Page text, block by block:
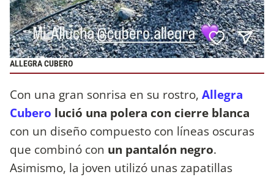
ALLEGRA CUBERO
Con una gran sonrisa en su rostro, Allegra
Cubero lució una polera con cierre blanca
con un diseño compuesto con líneas oscuras
que combinó con un pantalón negro.
Asimismo, la joven utilizó unas zapatillas